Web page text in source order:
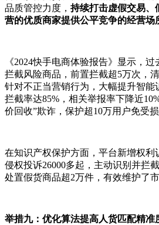
品质管控力度， 持续打击虚假交易、
营的优质商家提供公平竞争的经营场
《2024快手电商体验报告》显示，
拦截风险商品，前置拦截超5万次，
针对不正当营销行为，大幅提升智能
拦截率达85%，相关举报率下降近
价回收”欺诈，保护超10万用户免受损
在知识产权保护方面，平台新增权利
侵权投诉26000多起，主动识别并拦
处置假货商品超2万件，有效维护了市
举措九：优化算法提高人货匹配精准